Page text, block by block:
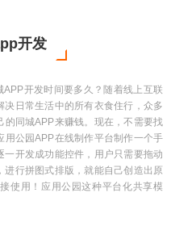
开发
开发时间要多久？随着线上互联
决日常生活中的所有衣食住行，众多
同城APP来赚钱。现在，不需要找
公园APP在线制作平台制作一个手
开发成功能控件，用户只需要拖动
行拼图式排版，就能自己创造出原
使用！应用公园这种平台化共享模